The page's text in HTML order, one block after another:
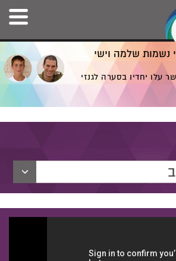
נשמות שלמה וישי
עלו יחדיו בסערה לגנזי